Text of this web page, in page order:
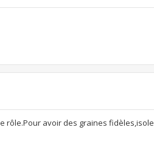
rôle.Pour avoir des graines fidèles,isole